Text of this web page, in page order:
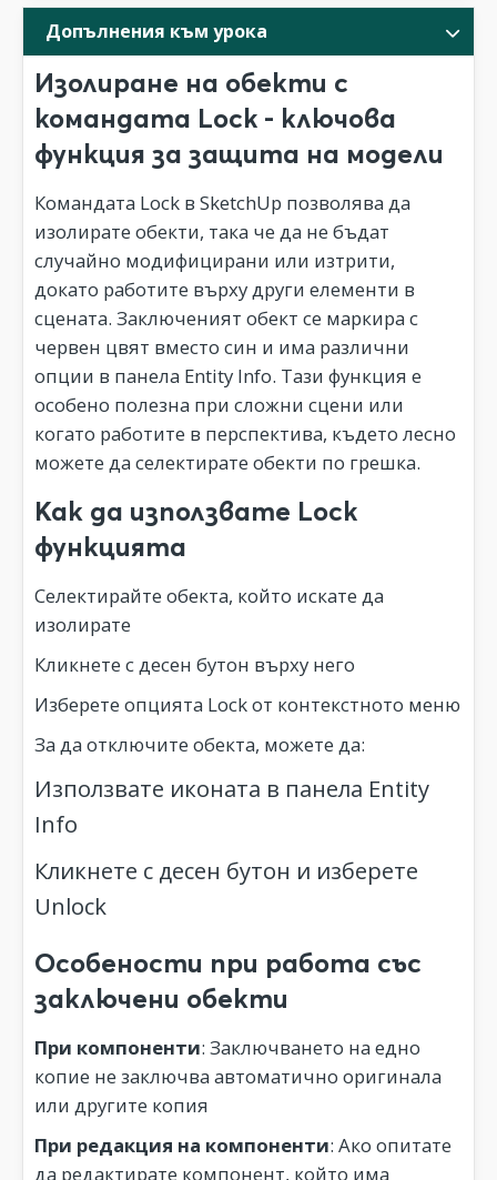
Допълнения към урока
Изолиране на обекти с
командата Lock - ключова
функция за защита на модели
Командата Lock в SketchUp позволява да
изолирате обекти, така че да не бъдат
случайно модифицирани или изтрити,
докато работите върху други елементи в
сцената. Заключеният обект се маркира с
червен цвят вместо син и има различни
опции в панела Entity Info. Тази функция е
особено полезна при сложни сцени или
когато работите в перспектива, където лесно
можете да селектирате обекти по грешка.
Как да използвате Lock
функцията
Селектирайте обекта, който искате да
изолирате
Кликнете с десен бутон върху него
Изберете опцията Lock от контекстното меню
За да отключите обекта, можете да:
Използвате иконата в панела Entity
Info
Кликнете с десен бутон и изберете
Unlock
Особености при работа със
заключени обекти
При компоненти: Заключването на едно
копие не заключва автоматично оригинала
или другите копия
При редакция на компоненти: Ако опитате
да редактирате компонент, който има